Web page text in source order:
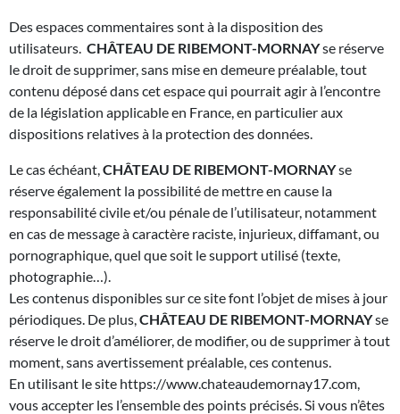
Des espaces commentaires sont à la disposition des
utilisateurs. CHÂTEAU DE RIBEMONT-MORNAYse réserve
le droit de supprimer, sans mise en demeure préalable, tout
contenu déposé dans cet espace qui pourrait agir à l’encontre
de la législation applicable en France, en particulier aux
dispositions relatives à la protection des données.
Le cas échéant, CHÂTEAU DE RIBEMONT-MORNAYse
réserve également la possibilité de mettre en cause la
responsabilité civile et/ou pénale de l’utilisateur, notamment
en cas de message à caractère raciste, injurieux, diffamant, ou
pornographique, quel que soit le support utilisé (texte,
photographie…).
Les contenus disponibles sur ce site font l’objet de mises à jour
périodiques. De plus, CHÂTEAU DE RIBEMONT-MORNAYse
réserve le droit d’améliorer, de modifier, ou de supprimer à tout
moment, sans avertissement préalable, ces contenus.
En utilisant le site https://www.chateaudemornay17.com,
vous accepter les l’ensemble des points précisés. Si vous n’êtes